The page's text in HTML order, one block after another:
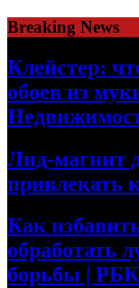
Skip
to
content
Breaking News
Клейстер:
обоев из
Лид-магнит
привлекать
Как
обработать
борьбы |